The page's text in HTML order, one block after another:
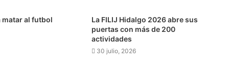
en obra pública para San Bartolo
matar al futbol
​​La FILIJ Hidalgo 2026 abre sus
puertas con más de 200
actividades
30 julio, 2026